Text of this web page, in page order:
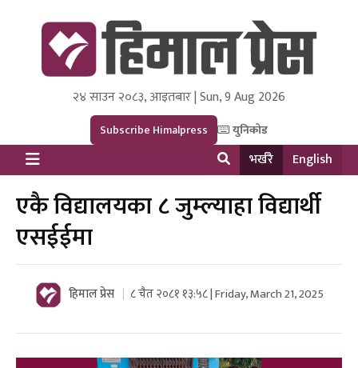
Himal Press
Dot NewsyNepal Media and Research Pvt Ltd.
२४ साउन २०८३, आइतबार | Sun, 9 Aug 2026
Subscribe Himalpress युनिकोड
भर्खरै English
एकै विद्यालयका ८ जुम्ल्याहा विद्यार्थी
एसईईमा
हिमाल प्रेस ८ चैत २०८१ १३:५८ | Friday, March 21, 2025